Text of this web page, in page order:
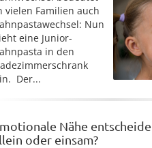
vielen Familien auch
Nun
eine Junior-
in den
Der...
Nähe
oder einsam?